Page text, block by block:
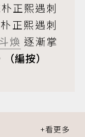
正熙遇刺
正熙遇刺
煥 逐漸掌
（編按）